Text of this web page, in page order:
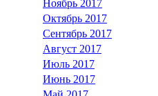
Ноябрь 2017
Октябрь 2017
Сентябрь 2017
Август 2017
Июль 2017
Июнь 2017